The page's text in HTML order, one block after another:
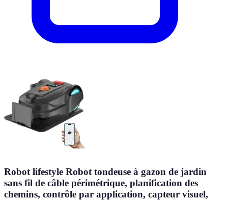
Robot lifestyle Robot tondeuse à gazon de jardin
sans fil de câble périmétrique, planification des
chemins, contrôle par application, capteur visuel,